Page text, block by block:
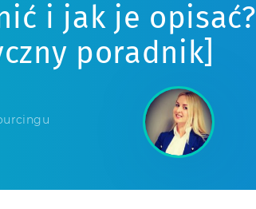
i jak je opisać?
poradnik]